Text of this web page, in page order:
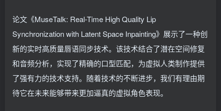
论文《MuseTalk: Real-Time High Quality Lip
Synchronization with Latent Space Inpainting》展示了一种创
新的实时高质量唇语同步技术。该技术结合了潜在空间修复
和音频分析，实现了精确的口型匹配，为虚拟人类制作提供
了强有力的技术支持。随着技术的不断进步，我们有理由期
待它在未来能够带来更加逼真的虚拟角色表现。